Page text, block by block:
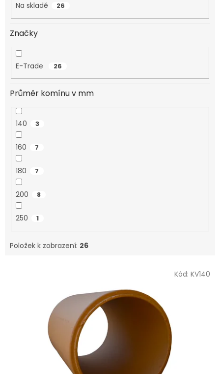
Na skladě 26
Značky
E-Trade 26
Průměr komínu v mm
140 3
160 7
180 7
200 8
250 1
Položek k zobrazení: 26
Kód: KV140